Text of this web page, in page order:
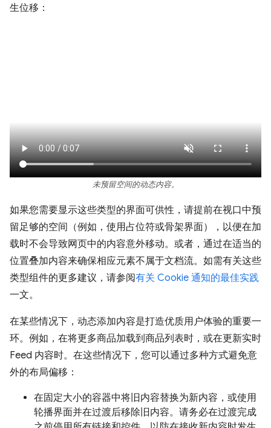
生位移：
未预留空间的动态内容。
如果您需要显示这些类型的界面可供性，请提前在视口中预
留足够的空间（例如，使用占位符或骨架界面），以便在加
载时不会导致网页中的内容意外移动。或者，通过在适当的
位置叠加内容来确保相应元素不属于文档流。如需有关这些
类型组件的更多建议，请参阅有关 Cookie 通知的最佳实践
一文。
在某些情况下，动态添加内容是打造优质用户体验的重要一
环。例如，在将更多商品加载到商品列表时，或在更新实时
Feed 内容时。在这些情况下，您可以通过多种方式避免意
外的布局偏移：
在固定大小的容器中将旧内容替换为新内容，或使用
轮播界面并在过渡后移除旧内容。请务必在过渡完成